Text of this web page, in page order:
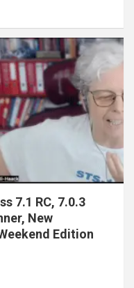
7.1 RC, 7.0.3
New
Edition